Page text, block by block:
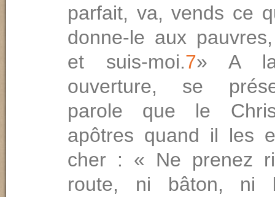
parfait, va, vends ce
donne-le aux
et suis-moi.7» A la
ouverture, se
parole que le
apôtres quand il les
cher : « Ne prenez
route, ni bâton, ni